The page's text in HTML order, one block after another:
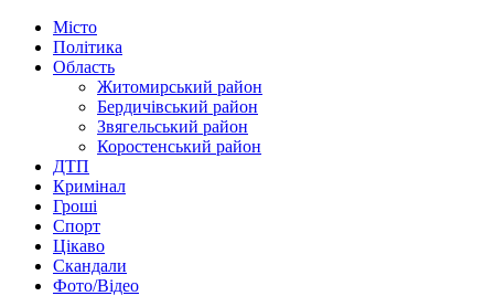
Місто
Політика
Область
Житомирський район
Бердичівський район
Звягельський район
Коростенський район
ДТП
Кримінал
Гроші
Спорт
Цікаво
Скандали
Фото/Відео